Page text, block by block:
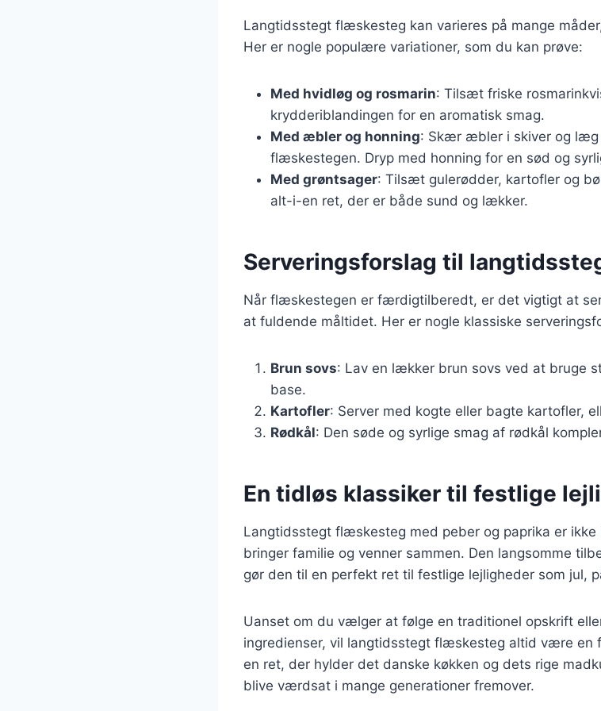
Langtidsstegt flæskesteg kan varieres på mange
Her er nogle populære variationer, som du kan prøve:
Med hvidløg og rosmarin: Tilsæt friske
krydderiblandingen for en aromatisk smag.
Med æbler og honning: Skær æbler i skiver og læg
flæskestegen. Dryp med honning for en sød og
Med grøntsager: Tilsæt gulerødder, kartofler og
alt-i-en ret, der er både sund og lækker.
Serveringsforslag til
Når flæskestegen er færdigtilberedt, er det vigtigt at
at fuldende måltidet. Her er nogle klassiske
Brun sovs: Lav en lækker brun sovs ved at bruge
base.
Kartofler: Server med kogte eller bagte kartofler,
Rødkål: Den søde og syrlige smag af rødkål
En tidløs klassiker til festlige
Langtidsstegt flæskesteg med peber og paprika er
bringer familie og venner sammen. Den langsomme
gør den til en perfekt ret til festlige lejligheder som jul,
Uanset om du vælger at følge en traditionel opskrift
ingredienser, vil langtidsstegt flæskesteg altid være en
en ret, der hylder det danske køkken og dets rige
blive værdsat i mange generationer fremover.